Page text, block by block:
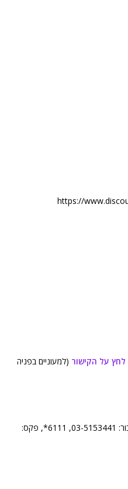
לחץ על הקישור (למעוניים בפניה
יצירת קשר טלפונים עם פניות הציבור: 03-5153441, 6111*, פקס: